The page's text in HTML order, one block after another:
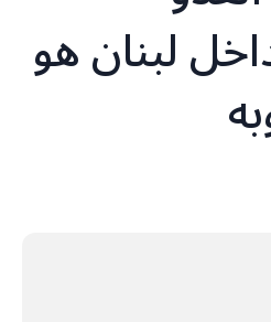
لبنان هو